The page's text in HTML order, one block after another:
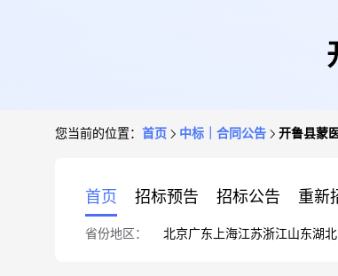
您当前的位置： 首页 中标｜合同公告 开鲁县蒙
首页 招标预告 招标公告 重新
省份地区： 北京广东 上海江苏浙江山东湖北